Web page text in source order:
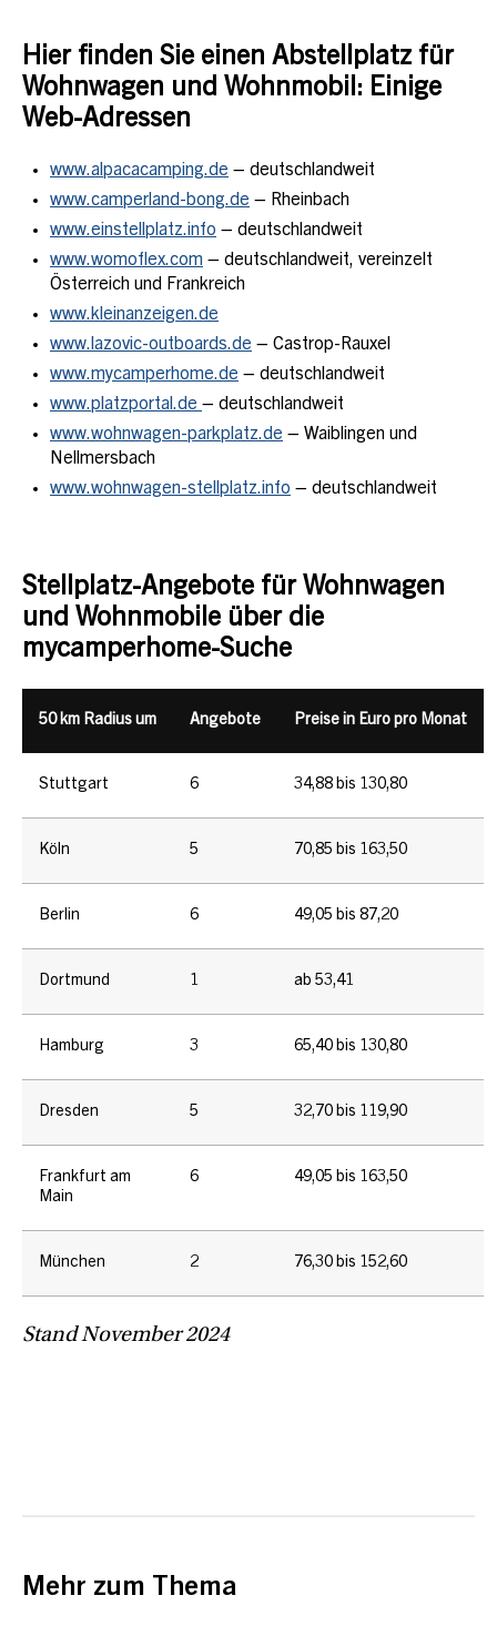
Hier finden Sie einen Abstellplatz für
Wohnwagen und Wohnmobil: Einige
Web-Adressen
www.alpacacamping.de – deutschlandweit
www.camperland-bong.de – Rheinbach
www.einstellplatz.info – deutschlandweit
www.womoflex.com – deutschlandweit, vereinzelt
Österreich und Frankreich
www.kleinanzeigen.de
www.lazovic-outboards.de – Castrop-Rauxel
www.mycamperhome.de – deutschlandweit
www.platzportal.de – deutschlandweit
www.wohnwagen-parkplatz.de – Waiblingen und
Nellmersbach
www.wohnwagen-stellplatz.info – deutschlandweit
Stellplatz-Angebote für Wohnwagen
und Wohnmobile über die
mycamperhome-Suche
50 km Radius um Angebote Preise in Euro pro Monat
Stuttgart 6 34,88 bis 130,80
Köln 5 70,85 bis 163,50
Berlin 6 49,05 bis 87,20
Dortmund 1 ab 53,41
Hamburg 3 65,40 bis 130,80
Dresden 5 32,70 bis 119,90
Frankfurt am
Main
6 49,05 bis 163,50
München 2 76,30 bis 152,60
Stand November 2024
Mehr zum Thema